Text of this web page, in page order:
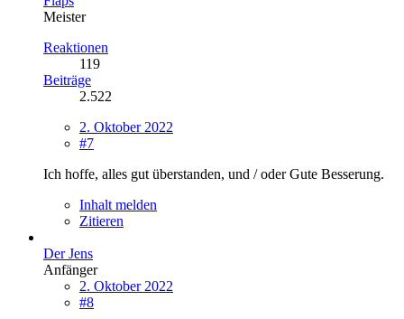
Meister
Reaktionen
119
Beiträge
2.522
2. Oktober 2022
#7
Ich hoffe, alles gut überstanden, und / oder Gute Besserung.
Inhalt melden
Zitieren
Der Jens
Anfänger
2. Oktober 2022
#8